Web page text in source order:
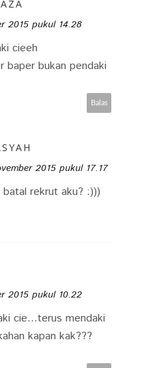
2015 pukul 14.28
cieeh
baper bukan pendaki
Balas
2015 pukul 17.17
batal rekrut aku? :)))
2015 pukul 10.22
cie...terus mendaki
kapan kak???